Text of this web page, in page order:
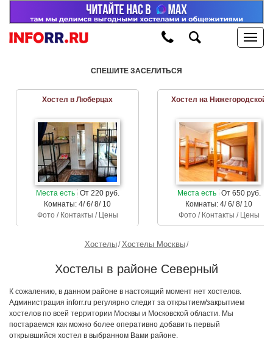
СПЕШИТЕ ЗАСЕЛИТЬСЯ
Хостел в Люберцах
Места есть От 220 руб.
Комнаты: 4/ 6/ 8/ 10
Фото / Контакты / Цены
Хостел на Нижегородской
Места есть От 650 руб.
Комнаты: 4/ 6/ 8/ 10
Фото / Контакты / Цены
Хостелы Хостелы Москвы
Хостелы в районе Северный
К сожалению, в данном районе в настоящий момент нет хостелов.
Администрация inforr.ru регулярно следит за открытием/закрытием
хостелов по всей территории Москвы и Московской области. Мы
постараемся как можно более оперативно добавить первый
открывшийся хостел в выбранном Вами районе.